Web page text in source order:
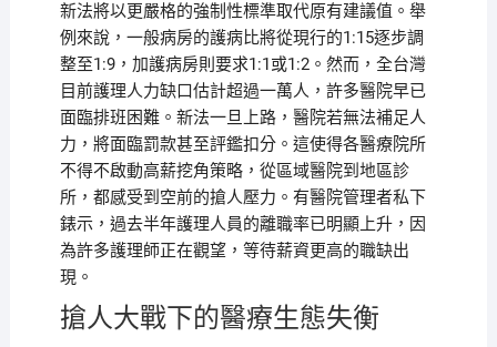
新法將以更嚴格的強制性標準取代原有建議值。舉
例來說，一般病房的護病比將從現行的1:15逐步調
整至1:9，加護病房則要求1:1或1:2。然而，全台灣
目前護理人力缺口估計超過一萬人，許多醫院早已
面臨排班困難。新法一旦上路，醫院若無法補足人
力，將面臨罰款甚至評鑑扣分。這使得各醫療院所
不得不啟動高薪挖角策略，從區域醫院到地區診
所，都感受到空前的搶人壓力。有醫院管理者私下
錶示，過去半年護理人員的離職率已明顯上升，因
為許多護理師正在觀望，等待薪資更高的職缺出
現。
搶人大戰下的醫療生態失衡